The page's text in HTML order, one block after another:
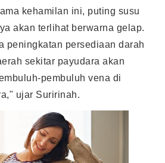
kehamilan ini, puting susu
akan terlihat berwarna gelap.
peningkatan persediaan darah
sekitar payudara akan
pembuluh vena di
ujar Suririnah.